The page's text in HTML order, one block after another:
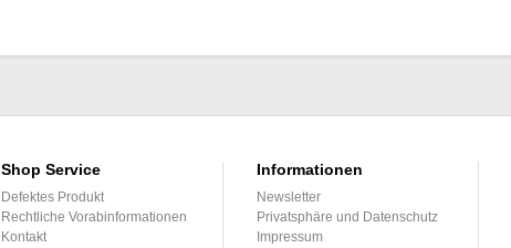
Shop Service
Defektes Produkt
Rechtliche Vorabinformationen
Kontakt
Informationen
Newsletter
Privatsphäre und Datenschutz
Impressum